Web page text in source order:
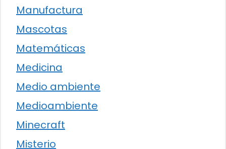
Manufactura
Mascotas
Matemáticas
Medicina
Medio ambiente
Medioambiente
Minecraft
Misterio